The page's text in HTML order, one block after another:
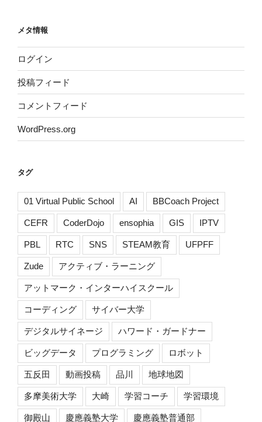
メタ情報
ログイン
投稿フィード
コメントフィード
WordPress.org
タグ
01 Virtual Public School AI BBCoach Project
CEFR CoderDojo ensophia GIS IPTV
PBL RTC SNS STEAM教育 UFPFF
Zude アクティブ・ラーニング
アットマーク・インターハイスクール
コーディング サイバー大学
デジタルサイネージ ハワード・ガードナー
ビッグデータ プログラミング ロボット
五反田 動画投稿 品川 地球地図
多摩美術大学 大崎 学習コーチ 学習環境
御殿山 慶應義塾大学 慶應義塾普通部